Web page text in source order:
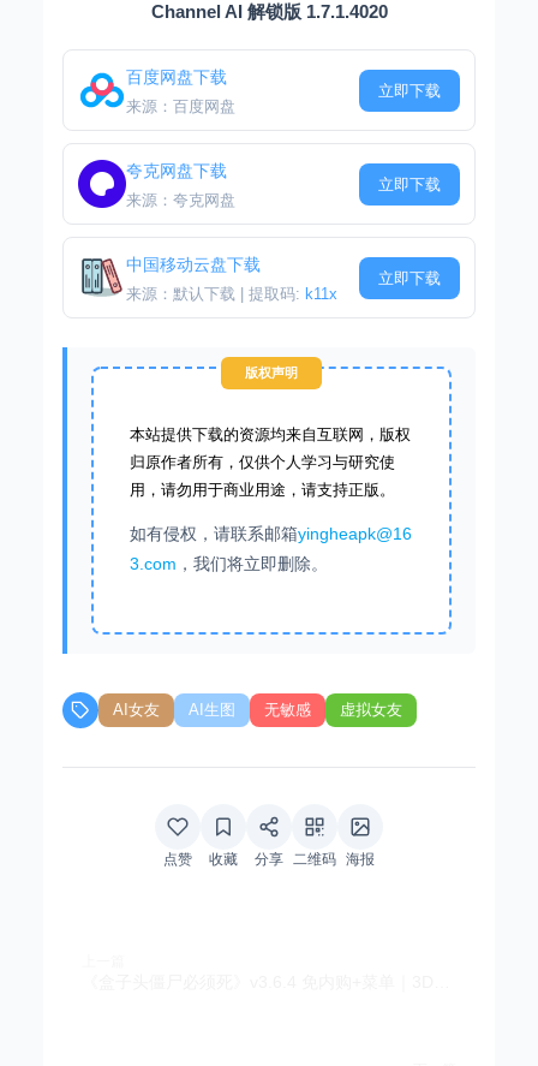
Channel AI 解锁版 1.7.1.4020
百度网盘下载
来源：百度网盘
立即下载
夸克网盘下载
来源：夸克网盘
立即下载
中国移动云盘下载
来源：默认下载 | 提取码: k11x
立即下载
版权声明
本站提供下载的资源均来自互联网，版权
归原作者所有，仅供个人学习与研究使
用，请勿用于商业用途，请支持正版。
如有侵权，请联系邮箱yingheapk@16
3.com ，我们将立即删除。
AI女友 AI生图 无敏感 虚拟女友
点赞 收藏 分享 二维码 海报